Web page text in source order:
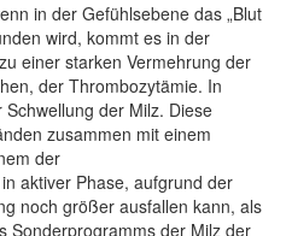
in der Gefühlsebene das „Blut
wird, kommt es in der
einer starken Vermehrung der
der Thrombozytämie. In
der Milz. Diese
zusammen mit einem
der
aktiver Phase, aufgrund der
noch größer ausfallen kann, als
Sonderprogramms der Milz der